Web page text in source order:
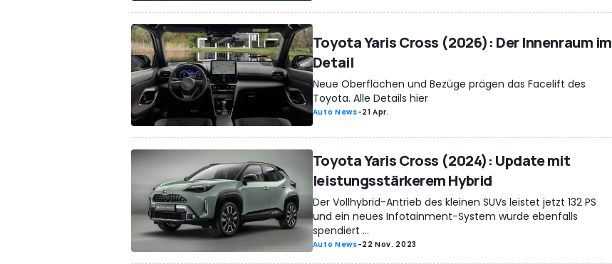
Toyota Yaris Cross (2026): Der Innenraum im
Detail
Neue Oberflächen und Bezüge prägen das Facelift des
Toyota. Alle Details hier
Auto News-21 Apr.
Toyota Yaris Cross (2024): Update mit
leistungsstärkerem Hybrid
Der Vollhybrid-Antrieb des kleinen SUVs leistet jetzt 132 PS
und ein neues Infotainment-System wurde ebenfalls
spendiert ...
Auto News-22 Nov. 2023